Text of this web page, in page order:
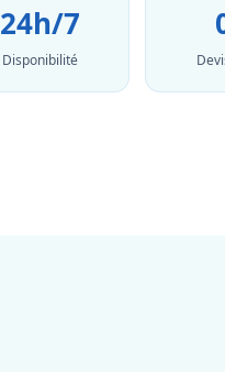
24h/7
Disponibilité